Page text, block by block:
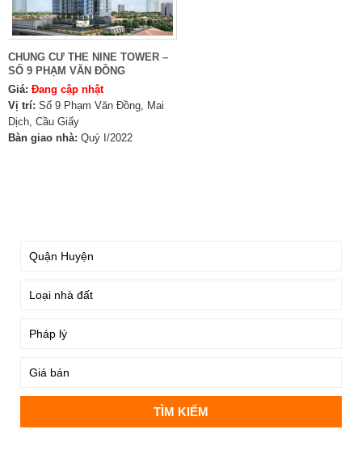
CHUNG CƯ THE NINE TOWER –
SỐ 9 PHẠM VĂN ĐỒNG
Giá: Đang cập nhật
Vị trí: Số 9 Phạm Văn Đồng, Mai
Dịch, Cầu Giấy
Bàn giao nhà: Quý I/2022